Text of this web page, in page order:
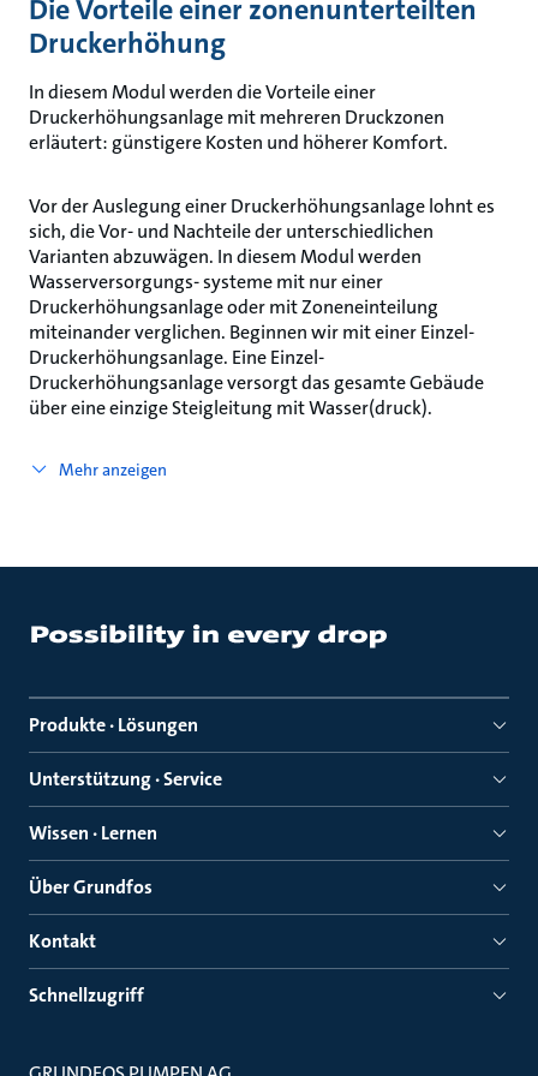
Die Vorteile einer zonenunterteilten
Druckerhöhung
In diesem Modul werden die Vorteile einer
Druckerhöhungsanlage mit mehreren Druckzonen
erläutert: günstigere Kosten und höherer Komfort.
Vor der Auslegung einer Druckerhöhungsanlage lohnt es
sich, die Vor- und Nachteile der unterschiedlichen
Varianten abzuwägen. In diesem Modul werden
Wasserversorgungs- systeme mit nur einer
Druckerhöhungsanlage oder mit Zoneneinteilung
miteinander verglichen. Beginnen wir mit einer Einzel-
Druckerhöhungsanlage. Eine Einzel-
Druckerhöhungsanlage versorgt das gesamte Gebäude
über eine einzige Steigleitung mit Wasser(druck).
Mehr anzeigen
Produkte · Lösungen
Unterstützung · Service
Wissen · Lernen
Über Grundfos
Kontakt
Schnellzugriff